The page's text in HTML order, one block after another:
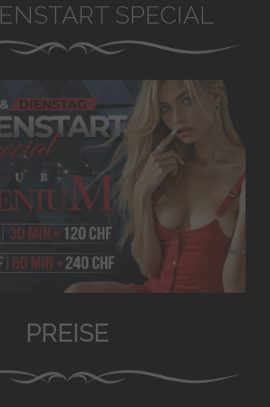
SPECIAL
PREISE